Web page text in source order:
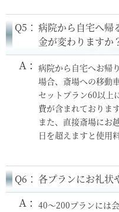
Q5： 病院から自宅へ帰
金が変わりますか
病院から自宅へお帰
場合、斎場への移動
セットプラン60以上
費が含まれております
また、直接斎場にお
日を超えますと使用
Q6： 各プランにお礼状
40～200プランには